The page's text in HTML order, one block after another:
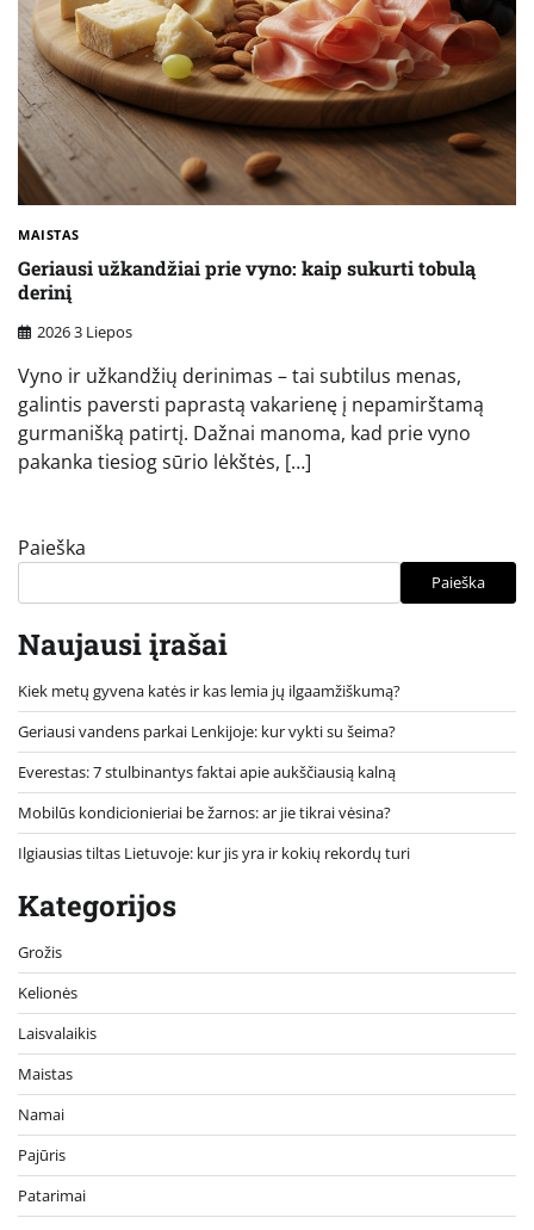
MAISTAS
Geriausi užkandžiai prie vyno: kaip sukurti tobulą
derinį
2026 3 Liepos
Vyno ir užkandžių derinimas – tai subtilus menas,
galintis paversti paprastą vakarienę į nepamirštamą
gurmanišką patirtį. Dažnai manoma, kad prie vyno
pakanka tiesiog sūrio lėkštės, […]
Paieška
Paieška
Naujausi įrašai
Kiek metų gyvena katės ir kas lemia jų ilgaamžiškumą?
Geriausi vandens parkai Lenkijoje: kur vykti su šeima?
Everestas: 7 stulbinantys faktai apie aukščiausią kalną
Mobilūs kondicionieriai be žarnos: ar jie tikrai vėsina?
Ilgiausias tiltas Lietuvoje: kur jis yra ir kokių rekordų turi
Kategorijos
Grožis
Kelionės
Laisvalaikis
Maistas
Namai
Pajūris
Patarimai